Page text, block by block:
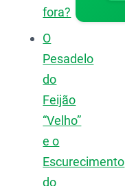
fora?
O
Pesadelo
do
Feijão
“Velho”
e o
Escurecimento
do